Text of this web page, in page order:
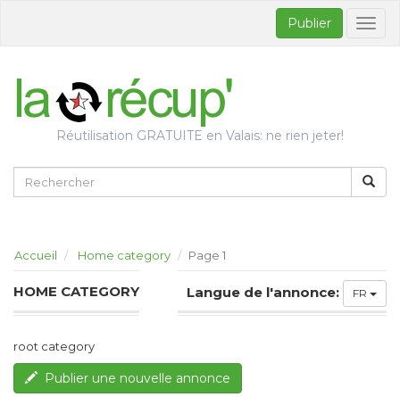
Publier
Réutilisation GRATUITE en Valais: ne rien jeter!
Accueil Home category Page 1
HOME CATEGORY Langue de l'annonce: FR
root category
Publier une nouvelle annonce